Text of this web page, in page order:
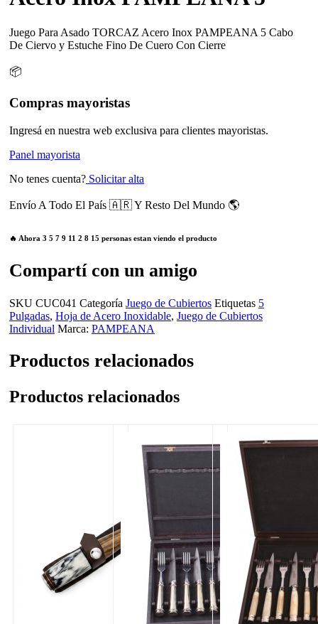
Juego Para Asado TORCAZ Acero Inox PAMPEANA 5 Cabo
De Ciervo y Estuche Fino De Cuero Con Cierre
📦
Compras mayoristas
Ingresá en nuestra web exclusiva para clientes mayoristas.
Panel mayorista
No tenes cuenta? Solicitar alta
Envío A Todo El País 🇦🇷 Y Resto Del Mundo 🌎
🔥 Ahora 3 5 7 9 11 2 8 15 personas estan viendo el producto
Compartí con un amigo
SKU CUC041 Categoría Juego de Cubiertos Etiquetas 5
Pulgadas, Hoja de Acero Inoxidable, Juego de Cubiertos
Individual Marca: PAMPEANA
Productos relacionados
Productos relacionados